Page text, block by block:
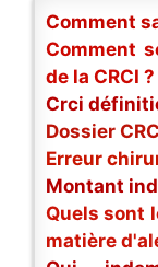
Comment
Comment
de la CRCI ?
Crci
Dossier
Erreur
Montant
Quels sont
matière